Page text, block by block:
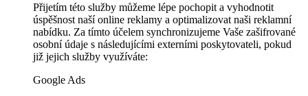
Přijetím této služby můžeme lépe pochopit a vyhodnotit
úspěšnost naší online reklamy a optimalizovat naši reklamní
nabídku. Za tímto účelem synchronizujeme Vaše zašifrované
osobní údaje s následujícími externími poskytovateli, pokud
již jejich služby využíváte:
Google Ads